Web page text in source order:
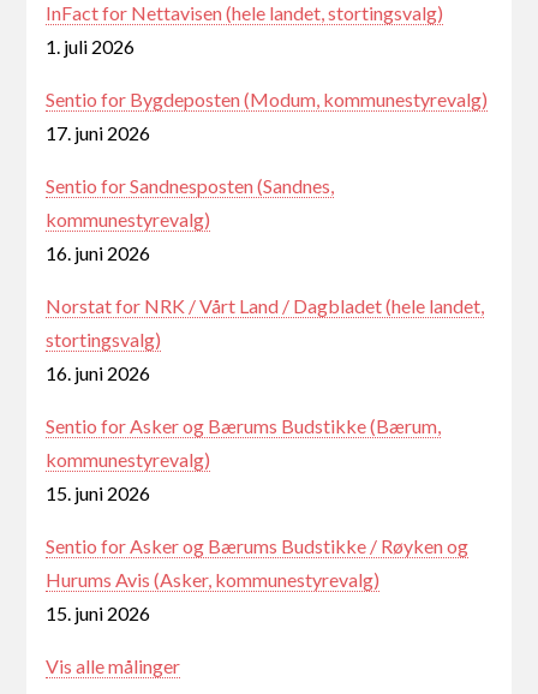
InFact for Nettavisen (hele landet, stortingsvalg)
1. juli 2026
Sentio for Bygdeposten (Modum, kommunestyrevalg)
17. juni 2026
Sentio for Sandnesposten (Sandnes,
kommunestyrevalg)
16. juni 2026
Norstat for NRK / Vårt Land / Dagbladet (hele landet,
stortingsvalg)
16. juni 2026
Sentio for Asker og Bærums Budstikke (Bærum,
kommunestyrevalg)
15. juni 2026
Sentio for Asker og Bærums Budstikke / Røyken og
Hurums Avis (Asker, kommunestyrevalg)
15. juni 2026
Vis alle målinger